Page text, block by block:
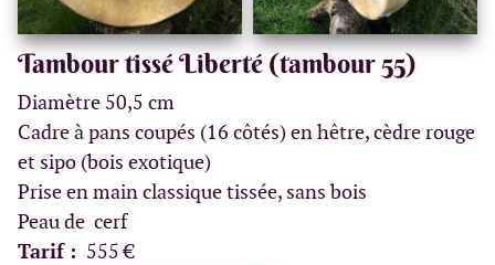
Tambour tissé Liberté (tambour 55)
Diamètre 50,5 cm
Cadre à pans coupés (16 côtés) en hêtre, cèdre rouge
et sipo (bois exotique)
Prise en main classique tissée, sans bois
Peau de cerf
Tarif : 555 €